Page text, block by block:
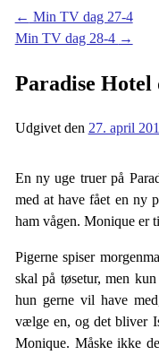
← Min TV dag 27-4
Min TV dag 28-4 →
Paradise Hotel
Udgivet den 27. april
En ny uge truer på
med at have fået en ny
ham vågen. Monique er
Pigerne spiser
skal på tøsetur, men
hun gerne vil have
vælge en, og det bliver
Monique. Måske ikke